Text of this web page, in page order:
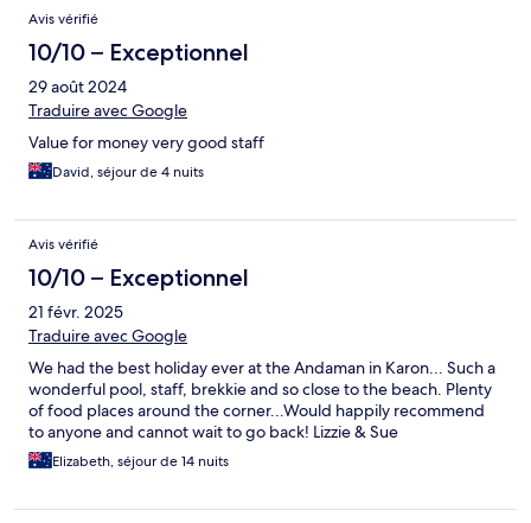
Avis vérifié
10/10 – Exceptionnel
29 août 2024
Traduire avec Google
Value for money very good staff
David, séjour de 4 nuits
Avis vérifié
10/10 – Exceptionnel
21 févr. 2025
Traduire avec Google
We had the best holiday ever at the Andaman in Karon... Such a
wonderful pool, staff, brekkie and so close to the beach. Plenty
of food places around the corner...Would happily recommend
to anyone and cannot wait to go back! Lizzie & Sue
Elizabeth, séjour de 14 nuits